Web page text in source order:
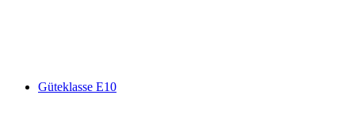
Güteklasse E10